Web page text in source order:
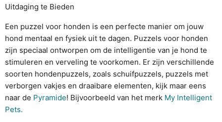
Uitdaging te Bieden
Een puzzel voor honden is een perfecte manier om jouw
hond mentaal en fysiek uit te dagen. Puzzels voor honden
zijn speciaal ontworpen om de intelligentie van je hond te
stimuleren en verveling te voorkomen. Er zijn verschillende
soorten hondenpuzzels, zoals schuifpuzzels, puzzels met
verborgen vakjes en draaibare elementen, kijk maar eens
naar de Pyramide! Bijvoorbeeld van het merk My Intelligent
Pets.